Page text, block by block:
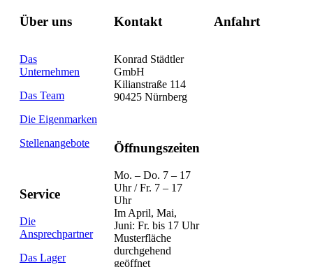
Über uns
Das
Unternehmen
Das Team
Die Eigenmarken
Stellenangebote
Service
Die
Ansprechpartner
Das Lager
Kontakt
Konrad Städtler
GmbH
Kilianstraße 114
90425 Nürnberg
Öffnungszeiten
Mo. – Do. 7 – 17
Uhr / Fr. 7 – 17
Uhr
Im April, Mai,
Juni: Fr. bis 17 Uhr
Musterfläche
durchgehend
geöffnet
Anfahrt